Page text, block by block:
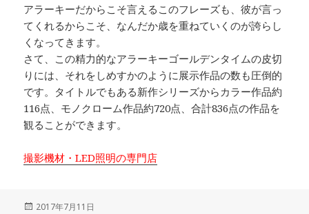
アラーキーだからこそ言えるこのフレーズも、彼が言っ
てくれるからこそ、なんだか歳を重ねていくのが誇らし
くなってきます。
さて、この精力的なアラーキーゴールデンタイムの皮切
りには、それをしめすかのように展示作品の数も圧倒的
です。タイトルでもある新作シリーズからカラー作品約
116点、モノクローム作品約720点、合計836点の作品を
観ることができます。
撮影機材・LED照明の専門店
投
2017年7月11日